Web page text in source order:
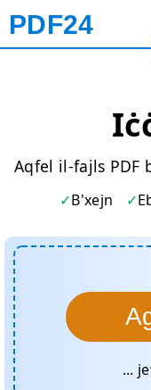
PDF24
Aqfel il-fajls PDF
B'xejn
...